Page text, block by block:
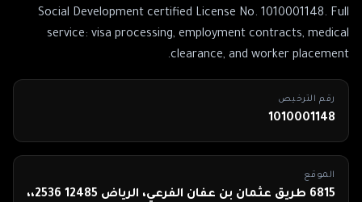
Social Development certified License No. 1010001148. Full
service: visa processing, employment contracts, medical
clearance, and worker placement.
رقم الترخيص
1010001148
الموقع
6815 طريق عثمان بن عفان الفرعي، الرياض 12485 2536،،